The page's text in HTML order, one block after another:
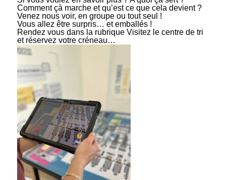
Comment çà marche et qu’est ce que cela devient ?
Venez nous voir, en groupe ou tout seul !
Vous allez être surpris… et emballés !
Rendez vous dans la rubrique Visitez le centre de tri
et réservez votre créneau…